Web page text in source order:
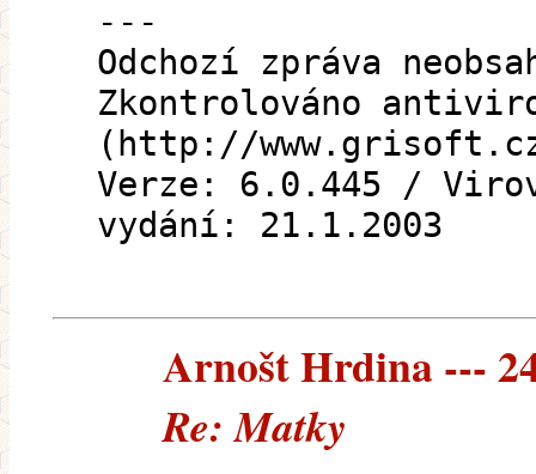
---
Odchozí zpráva
Zkontrolováno
(http://
Verze: 6.0.445 /
vydání: 21.1.2003
Arnošt Hrdina ---
Re: Matky